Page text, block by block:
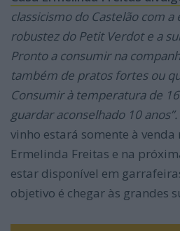
classicismo do Castelão com a
robustez do Petit Verdot e a
Pronto a consumir na
também de pratos fortes ou
Consumir à temperatura de
guardar aconselhado 10 anos”.
vinho estará somente à venda
Ermelinda Freitas e na
estar disponível em
objetivo é chegar às grandes